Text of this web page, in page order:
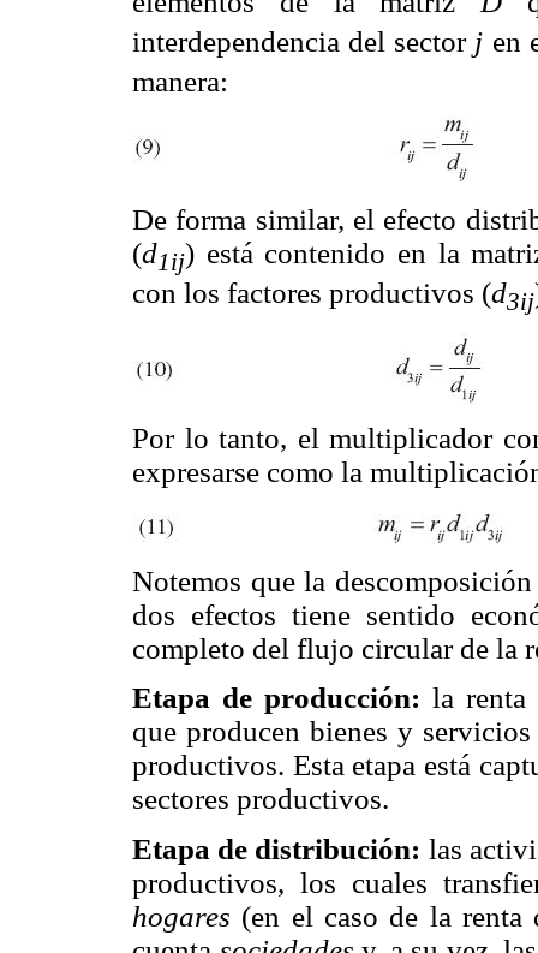
interdependencia del sector j en
manera:
De forma similar, el efecto
(d1ij) está contenido en la
con los factores productivos (d3ij
Por lo tanto, el multiplicador
expresarse como la
Notemos que la
dos efectos tiene sentido
completo del flujo circular de la
Etapa de producción: la renta
que producen bienes y
productivos. Esta etapa está
sectores productivos.
Etapa de distribución: las
productivos, los cuales
hogares (en el caso de la renta